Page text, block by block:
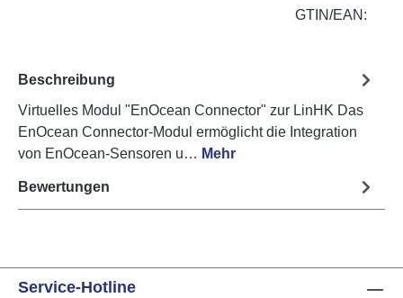
GTIN/EAN:
Beschreibung
Virtuelles Modul "EnOcean Connector" zur LinHK Das
EnOcean Connector-Modul ermöglicht die Integration
von EnOcean-Sensoren u… Mehr
Bewertungen
Service-Hotline